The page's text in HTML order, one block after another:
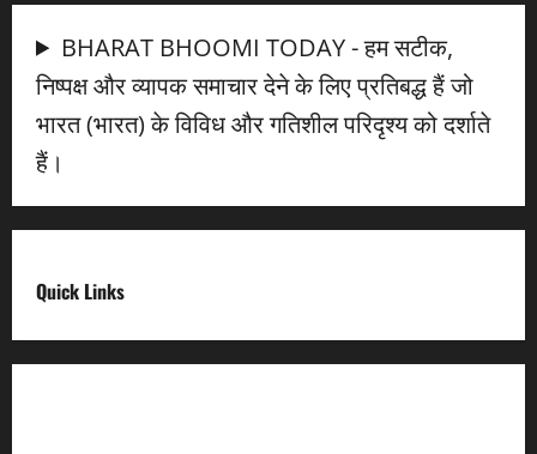
BHARAT BHOOMI TODAY - हम सटीक,
निष्पक्ष और व्यापक समाचार देने के लिए प्रतिबद्ध हैं जो
भारत (भारत) के विविध और गतिशील परिदृश्य को दर्शाते
हैं।
Quick Links